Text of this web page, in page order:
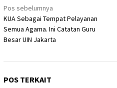
Navigasi
pos
Pos sebelumnya
KUA Sebagai Tempat Pelayanan
Semua Agama. Ini Catatan Guru
Besar UIN Jakarta
POS TERKAIT